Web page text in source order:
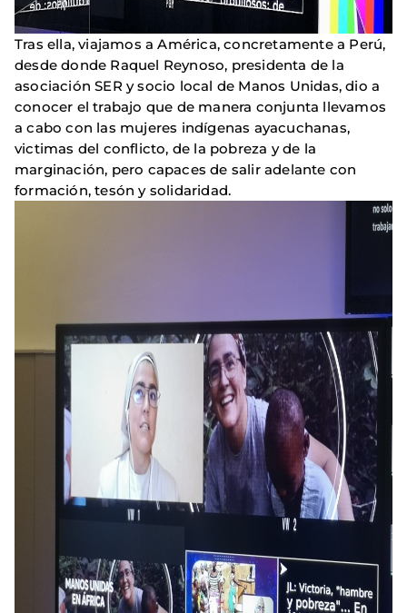
Tras ella, viajamos a América, concretamente a Perú,
desde donde Raquel Reynoso, presidenta de la
asociación SER y socio local de Manos Unidas, dio a
conocer el trabajo que de manera conjunta llevamos
a cabo con las mujeres indígenas ayacuchanas,
victimas del conflicto, de la pobreza y de la
marginación, pero capaces de salir adelante con
formación, tesón y solidaridad.